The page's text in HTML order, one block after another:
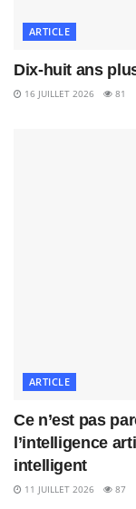
ARTICLE
Dix-huit ans
16 JUILLET 2026 81
ARTICLE
Ce n’est pas
l’intelligence
intelligent
11 JUILLET 2026 87